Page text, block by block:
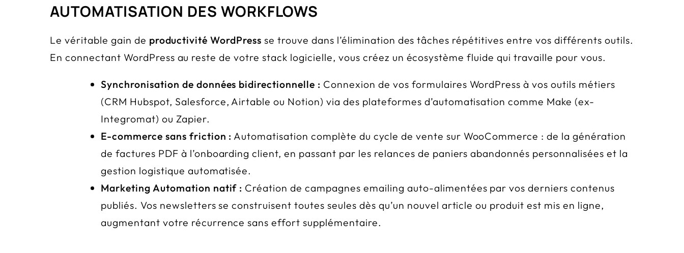
AUTOMATISATION DES WORKFLOWS
Le véritable gain de productivité WordPress se trouve dans l’élimination des tâches répétitives entre vos différents outils.
En connectant WordPress au reste de votre stack logicielle, vous créez un écosystème fluide qui travaille pour vous.
Synchronisation de données bidirectionnelle : Connexion de vos formulaires WordPress à vos outils métiers
(CRM Hubspot, Salesforce, Airtable ou Notion) via des plateformes d’automatisation comme Make (ex-
Integromat) ou Zapier.
E-commerce sans friction : Automatisation complète du cycle de vente sur WooCommerce : de la génération
de factures PDF à l’onboarding client, en passant par les relances de paniers abandonnés personnalisées et la
gestion logistique automatisée.
Marketing Automation natif : Création de campagnes emailing auto-alimentées par vos derniers contenus
publiés. Vos newsletters se construisent toutes seules dès qu’un nouvel article ou produit est mis en ligne,
augmentant votre récurrence sans effort supplémentaire.